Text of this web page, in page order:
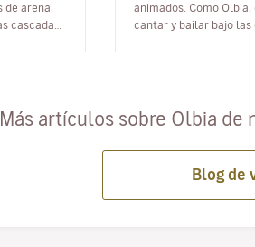
arena,
cascadas,
animados. Como
cantar y bailar bajo las
Más artículos sobre Olbia de
Blog de